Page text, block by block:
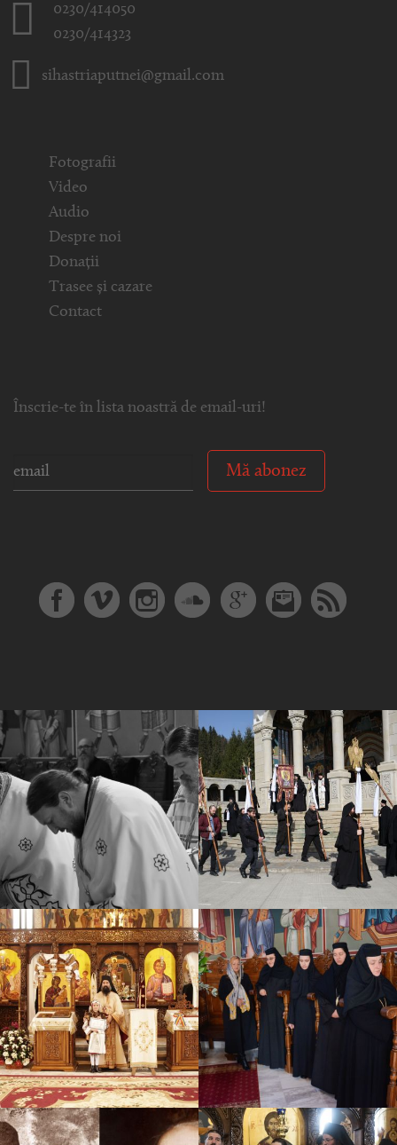
0230/414050
0230/414323
sihastriaputnei@gmail.com
Fotografii
Video
Audio
Despre noi
Donații
Trasee și cazare
Contact
Înscrie-te în lista noastră de email-uri!
Mă abonez